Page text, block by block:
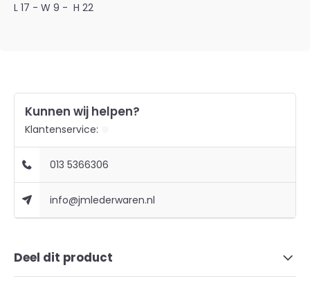
L 17 - W 9 - H 22
Kunnen wij helpen?
Klantenservice:
013 5366306
info@jmlederwaren.nl
Deel dit product